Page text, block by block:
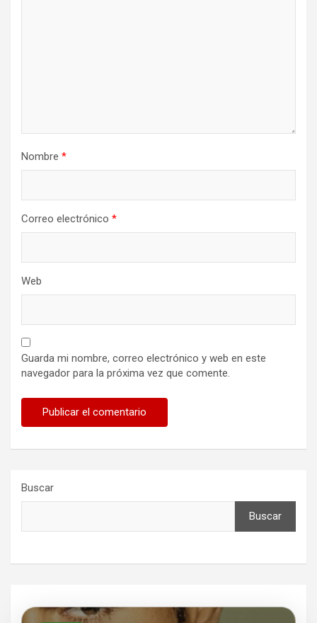
Nombre *
Correo electrónico *
Web
Guarda mi nombre, correo electrónico y web en este
navegador para la próxima vez que comente.
Buscar
Buscar